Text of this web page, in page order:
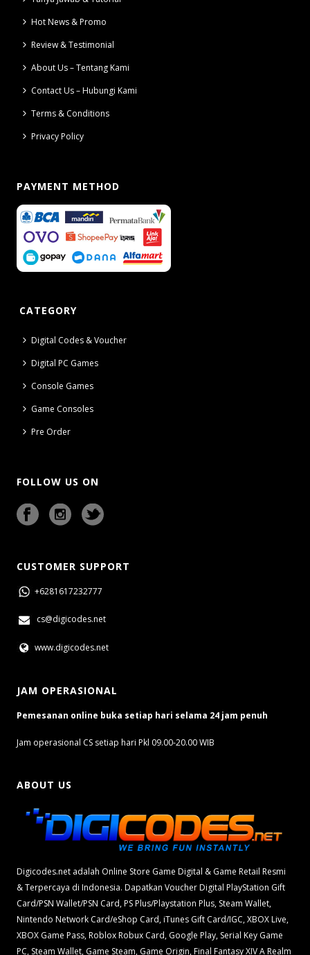
Hot News & Promo
Review & Testimonial
About Us – Tentang Kami
Contact Us – Hubungi Kami
Terms & Conditions
Privacy Policy
PAYMENT METHOD
CATEGORY
Digital Codes & Voucher
Digital PC Games
Console Games
Game Consoles
Pre Order
FOLLOW US ON
CUSTOMER SUPPORT
+6281617232777
cs@digicodes.net
www.digicodes.net
JAM OPERASIONAL
Pemesanan online buka setiap hari selama 24 jam penuh
Jam operasional CS setiap hari Pkl 09.00-20.00 WIB
ABOUT US
Digicodes.net adalah Online Store Game Digital & Game Retail Resmi
& Terpercaya di Indonesia. Dapatkan Voucher Digital PlayStation Gift
Card/PSN Wallet/PSN Card, PS Plus/Playstation Plus, Steam Wallet,
Nintendo Network Card/eShop Card, iTunes Gift Card/IGC, XBOX Live,
XBOX Game Pass, Roblox Robux Card, Google Play, Serial Key Game
PC, Steam Wallet, Game Steam, Game Origin, Final Fantasy XIV A Realm